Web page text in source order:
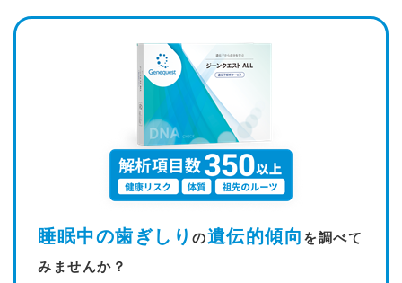
睡眠中の歯ぎしり の遺伝的傾向 を調べて
みませんか？